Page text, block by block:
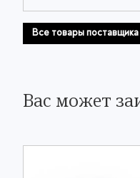
Все товары поставщика
Вас может